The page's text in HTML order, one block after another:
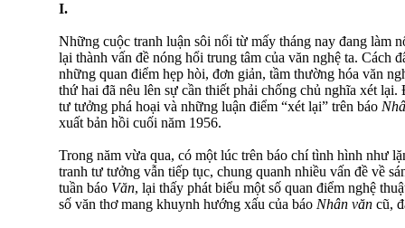
I.
Những cuộc tranh luận sôi nổi từ mấy tháng nay đang làm
lại thành vấn đề nóng hổi trung tâm của văn nghệ ta. Cách
những quan điểm hẹp hòi, đơn giản, tầm thường hóa văn
thứ hai đã nêu lên sự cần thiết phải chống chủ nghĩa xét
tư tưởng phá hoại và những luận điểm “xét lại” trên báo
xuất bản hồi cuối năm 1956.
Trong năm vừa qua, có một lúc trên báo chí tình hình như
tranh tư tưởng vẫn tiếp tục, chung quanh nhiều vấn đề về
tuần báo Văn, lại thấy phát biểu một số quan điểm nghệ
số văn thơ mang khuynh hướng xấu của báo Nhân văn cũ,